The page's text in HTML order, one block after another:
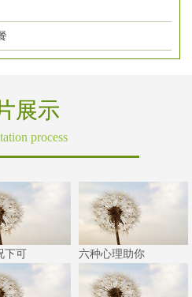
展示
process
下可 六种心理助你